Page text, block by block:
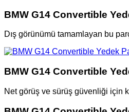
BMW G14 Convertible
Dış görünümü tamamlayan bu
BMW G14 Convertible
Net görüş ve sürüş güvenliği için